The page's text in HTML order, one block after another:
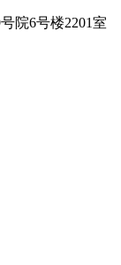
院6号楼2201室